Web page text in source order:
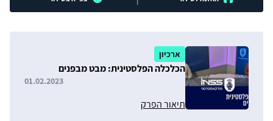
ארכיון
הכלכלה הפלסטינית: מבט מבפנים
תיאור הפרק
01.02.2023